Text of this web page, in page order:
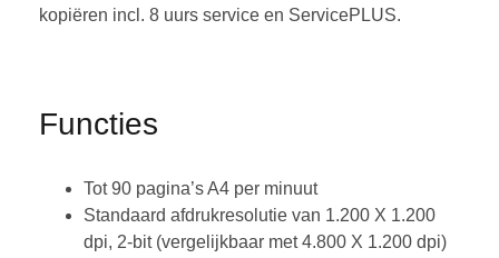
kopiëren incl. 8 uurs service en ServicePLUS.
Functies
Tot 90 pagina’s A4 per minuut
Standaard afdrukresolutie van 1.200 X 1.200
dpi, 2-bit (vergelijkbaar met 4.800 X 1.200 dpi)